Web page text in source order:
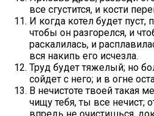
все сгустится, и кости
И когда котел будет пуст,
чтобы он разгорелся, и
раскалилась, и
вся накипь его исчезла.
Труд будет тяжелый; но
сойдет с него; и в огне
В нечистоте твоей такая
чищу тебя, ты все нечист;